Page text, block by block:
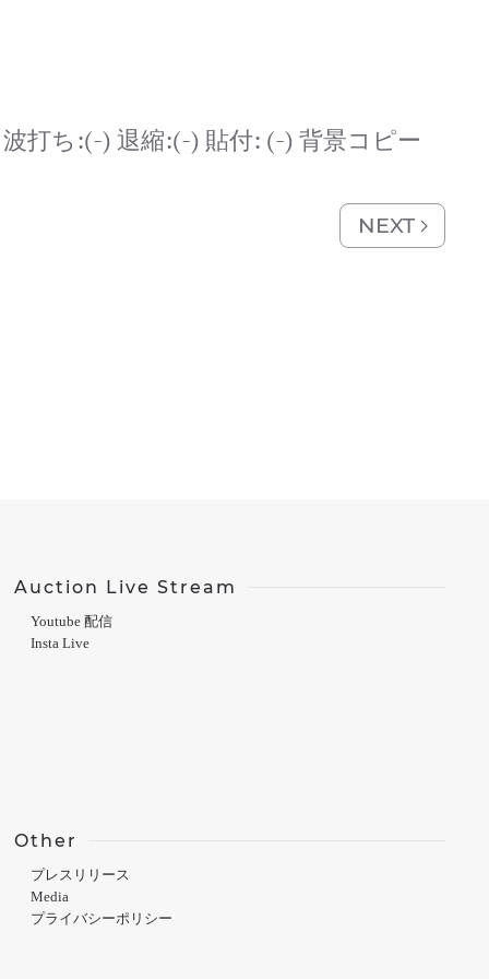
打ち:(-) 退縮:(-) 貼付: (-) 背景コピー
NEXT
Auction Live Stream
Youtube 配信
Insta Live
Other
プレスリリース
Media
プライバシーポリシー